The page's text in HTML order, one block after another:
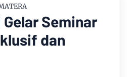
Seminar
dan